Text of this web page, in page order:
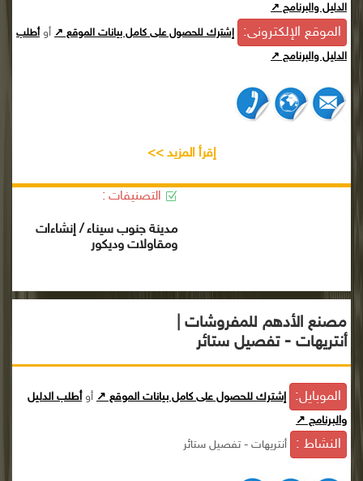
الدليل والبرنامج ↗
الموقع الإلكترونى: إشترك للحصول على كامل بيانات الموقع ↗ أوأطلب
الدليل والبرنامج ↗
إقرأ المزيد >>
التصنيفات :
مدينة جنوب سيناء / إنشاءات
ومقاولات وديكور
مصنع الأدهم للمفروشات |
أنتريهات - تفصيل ستائر
الموبايل: إشترك للحصول على كامل بيانات الموقع ↗ أوأطلب الدليل
والبرنامج ↗
النشاط : أنتريهات - تفصيل ستائر